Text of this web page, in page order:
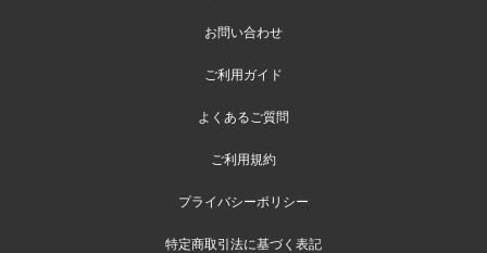
お問い合わせ
ご利用ガイド
よくあるご質問
ご利用規約
プライバシーポリシー
特定商取引法に基づく表記